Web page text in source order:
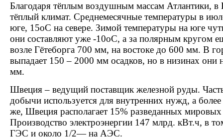
Благодаря тёплым воздушным массам Атлантики, в
тёплый климат. Среднемесячные температуры в
юге, 15оС на севере. Зимой температуры на юге
они составляют уже -10оС, а за полярным кругом
возле Гётеборга 700 мм, на востоке до 600 мм. В
выпадает 150 – 2000 мм осадков, но в низинах
мм.
Швеция – ведущий поставщик железной руды.
добычи используется для внутренних нужд, а
же, Швеция располагает 15% разведанных мировых
Производство электроэнергии 147 млрд. кВт.ч, в
ГЭС и около 1/2— на АЭС.